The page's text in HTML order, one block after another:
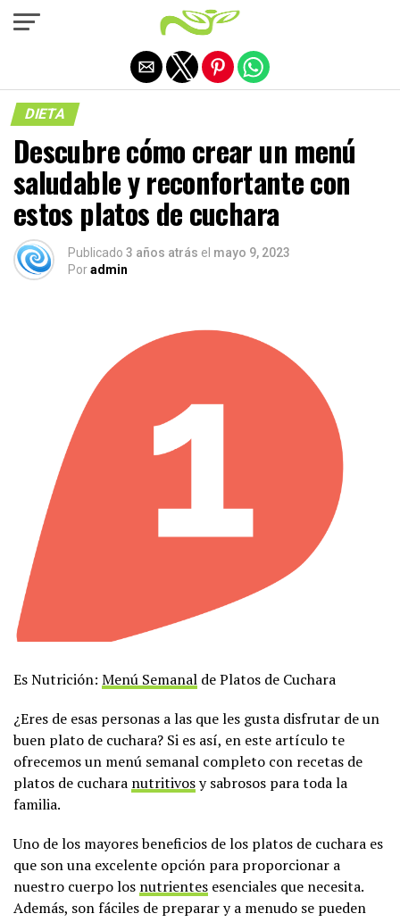
DIETA
Descubre cómo crear un menú
saludable y reconfortante con
estos platos de cuchara
Publicado 3 años atrás el mayo 9, 2023
Poradmin
Es Nutrición: Menú Semanal de Platos de Cuchara
¿Eres de esas personas a las que les gusta disfrutar de un
buen plato de cuchara? Si es así, en este artículo te
ofrecemos un menú semanal completo con recetas de
platos de cuchara nutritivosy sabrosos para toda la
familia.
Uno de los mayores beneficios de los platos de cuchara es
que son una excelente opción para proporcionar a
nuestro cuerpo los nutrientes esenciales que necesita.
Además, son fáciles de preparar y a menudo se pueden
Salir de la versión móvil